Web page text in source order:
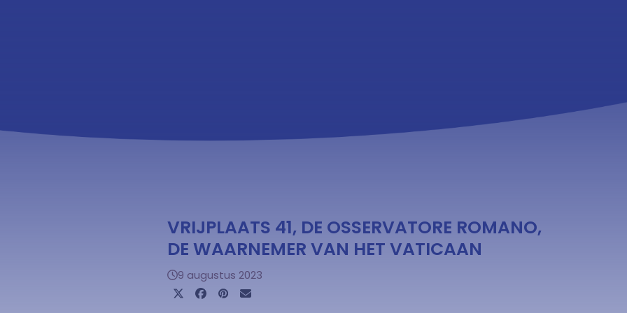
VRIJPLAATS 41, DE OSSERVATORE ROMANO,
DE WAARNEMER VAN HET VATICAAN
9 augustus 2023